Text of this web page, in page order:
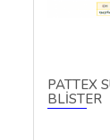
PATTEX
BLİSTER